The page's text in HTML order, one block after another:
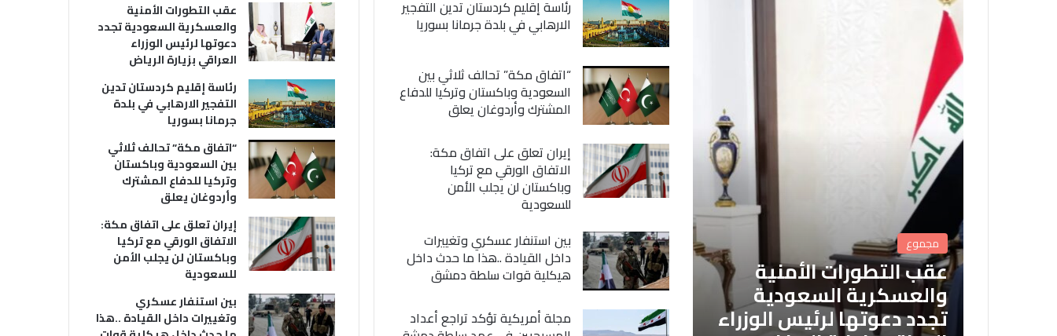
مجموع
عقب التطورات الأمنية
والعسكرية السعودية
تجدد دعوتها لرئيس الوزراء
رئاسة إقليم كردستان تدين التفجير
الارهابي في بلدة جرمانا بسوريا
“اتفاق مكة” تحالف ثلاثي بين
السعودية وباكستان وتركيا للدفاع
المشترك وأردوغان يعلق
إيران تعلق على اتفاق مكة:
الاتفاق الورقي مع تركيا
وباكستان لن يجلب الأمن
للسعودية
بين استنفار عسكري وتغييرات
داخل القيادة ..هذا ما حدث داخل
هيكلية قوات سلطة دمشق
مجلة أمريكية تؤكد تراجع أعداد
عقب التطورات الأمنية
والعسكرية السعودية تجدد
دعوتها لرئيس الوزراء
العراقي بزيارة الرياض
رئاسة إقليم كردستان تدين
التفجير الارهابي في بلدة
جرمانا بسوريا
“اتفاق مكة” تحالف ثلاثي
بين السعودية وباكستان
وتركيا للدفاع المشترك
وأردوغان يعلق
إيران تعلق على اتفاق مكة:
الاتفاق الورقي مع تركيا
وباكستان لن يجلب الأمن
للسعودية
بين استنفار عسكري
وتغييرات داخل القيادة ..هذا